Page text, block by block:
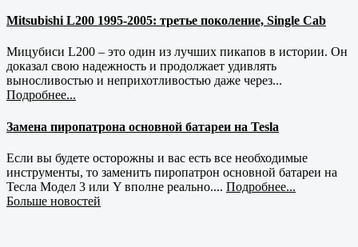
Mitsubishi L200 1995-2005: третье поколение, Single Cab
Мицубиси L200 – это один из лучших пикапов в истории. Он
доказал свою надежность и продолжает удивлять
выносливостью и неприхотливостью даже через...
Подробнее...
Замена пиропатрона основной батареи на Tesla
Если вы будете осторожны и вас есть все необходимые
инструменты, то заменить пиропатрон основной батареи на
Тесла Модел 3 или Y вполне реально.... Подробнее...
Больше новостей